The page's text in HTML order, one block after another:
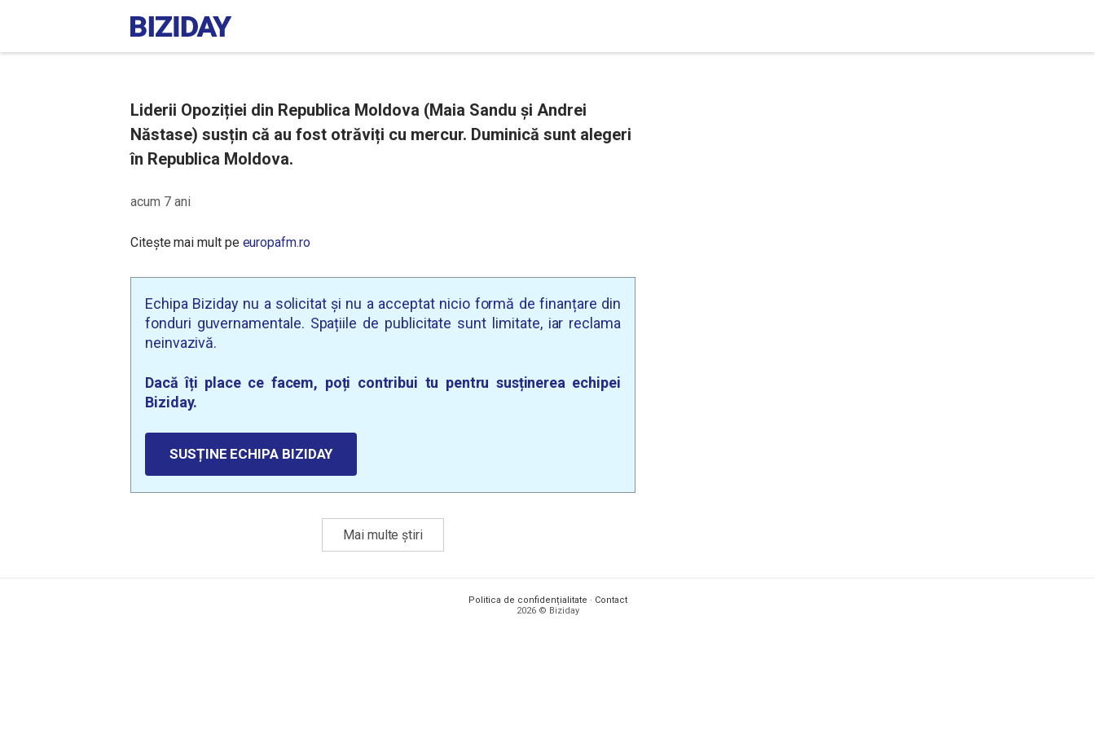
Liderii Opoziției din Republica Moldova (Maia Sandu și Andrei
Năstase) susțin că au fost otrăviți cu mercur. Duminică sunt alegeri
în Republica Moldova.
acum 7 ani
Citește mai mult pe europafm.ro
Echipa Biziday nu a solicitat și nu a acceptat nicio formă de finanțare din
fonduri guvernamentale. Spațiile de publicitate sunt limitate, iar reclama
neinvazivă.
Dacă îți place ce facem, poți contribui tu pentru susținerea echipei
Biziday.
SUSȚINE ECHIPA BIZIDAY
Mai multe știri
Politica de confidențialitate · Contact
2026 © Biziday